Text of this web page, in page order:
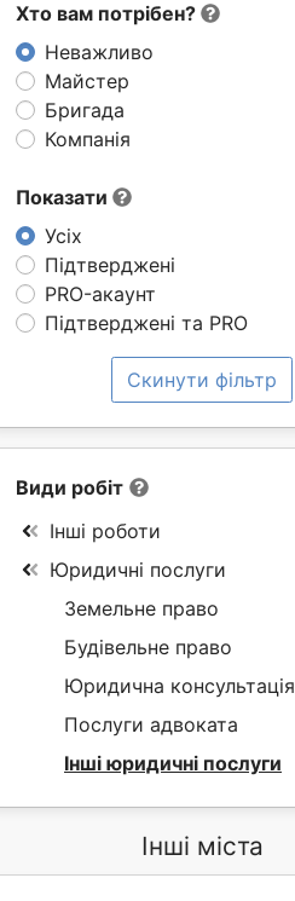
Хто вам потрібен?
Неважливо
Майстер
Бригада
Компанія
Показати
Усіх
Підтверджені
PRO-акаунт
Підтверджені та PRO
Скинути фільтр
Види робіт
Інші роботи
Юридичні послуги
Земельне право
Будівельне право
Юридична консультація
Послуги адвоката
Інші юридичні послуги
Інші міста